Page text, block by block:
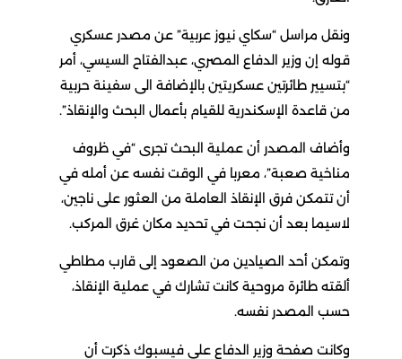
مراسل “سكاي نيوز عربية” عن مصدر عسكري
إن وزير الدفاع المصري، عبدالفتاح السيسي، أمر
طائرتين عسكريتين بالإضافة الى سفينة حربية
الإسكندرية للقيام بأعمال البحث والإنقاذ”.
المصدر أن عملية البحث تجرى “في ظروف
صعبة”، معربا في الوقت نفسه عن أمله في
فرق الإنقاذ العاملة من العثور على ناجين،
بعد أن نجحت في تحديد مكان غرق المركب.
أحد الصيادين من الصعود إلى قارب مطاطي
طائرة مروحية كانت تشارك في عملية الإنقاذ،
المصدر نفسه.
صفحة وزير الدفاع على فيسبوك ذكرت أن